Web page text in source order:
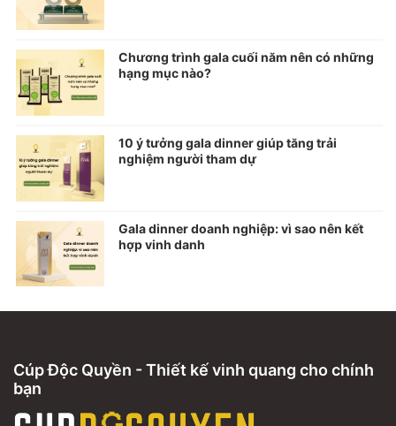
Chương trình gala cuối năm nên có những
hạng mục nào?
10 ý tưởng gala dinner giúp tăng trải
nghiệm người tham dự
Gala dinner doanh nghiệp: vì sao nên kết
hợp vinh danh
Cúp Độc Quyền - Thiết kế vinh quang cho chính
bạn